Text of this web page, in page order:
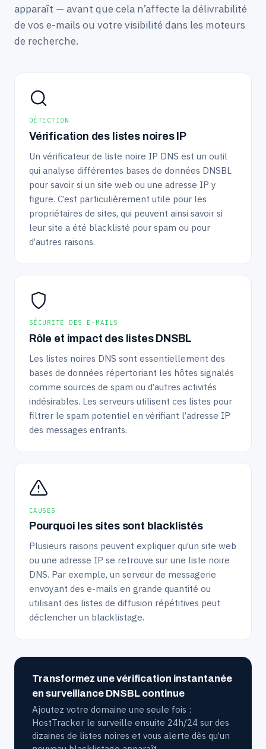
apparaît — avant que cela n’affecte la délivrabilité
de vos e-mails ou votre visibilité dans les moteurs
de recherche.
DÉTECTION
Vérification des listes noires IP
Un vérificateur de liste noire IP DNS est un outil
qui analyse différentes bases de données DNSBL
pour savoir si un site web ou une adresse IP y
figure. C’est particulièrement utile pour les
propriétaires de sites, qui peuvent ainsi savoir si
leur site a été blacklisté pour spam ou pour
d’autres raisons.
SÉCURITÉ DES E-MAILS
Rôle et impact des listes DNSBL
Les listes noires DNS sont essentiellement des
bases de données répertoriant les hôtes signalés
comme sources de spam ou d’autres activités
indésirables. Les serveurs utilisent ces listes pour
filtrer le spam potentiel en vérifiant l’adresse IP
des messages entrants.
CAUSES
Pourquoi les sites sont blacklistés
Plusieurs raisons peuvent expliquer qu’un site web
ou une adresse IP se retrouve sur une liste noire
DNS. Par exemple, un serveur de messagerie
envoyant des e-mails en grande quantité ou
utilisant des listes de diffusion répétitives peut
déclencher un blacklistage.
Transformez une vérification instantanée
en surveillance DNSBL continue
Ajoutez votre domaine une seule fois :
HostTracker le surveille ensuite 24h/24 sur des
dizaines de listes noires et vous alerte dès qu’un